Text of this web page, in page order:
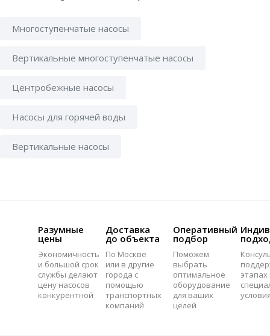
Многоступенчатые насосы
Вертикальные многоступенчатые насосы
Центробежные насосы
Насосы для горячей воды
Вертикальные насосы
Разумные
цены
Экономичность
и большой срок
службы делают
цену насосов
конкурентной
Доставка
до объекта
По Москве
или в другие
города с
помощью
транспортных
компаний
Оперативный
подбор
Поможем
выбрать
оптимальное
оборудование
для ваших
целей
этапах